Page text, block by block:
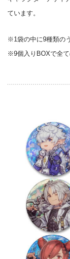
ています。
※1袋の中に9種類の
※9個入りBOXで全